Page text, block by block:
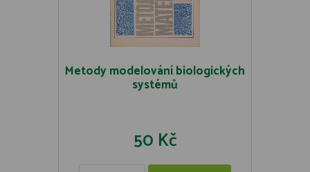
Metody modelování biologických
systémů
50 Kč